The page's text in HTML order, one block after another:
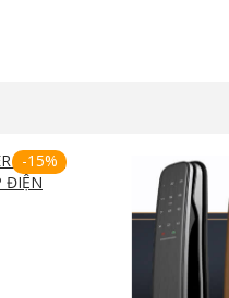
-15%